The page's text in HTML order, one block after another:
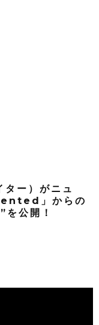
ー）がニュ
」からの
公開！